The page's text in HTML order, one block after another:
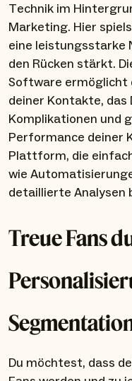
Technik im
Marketing. Hier
eine leistungsstarke
den Rücken stärkt.
Software ermöglicht
deiner Kontakte, das
Komplikationen und
Performance deiner
Plattform, die
wie
detaillierte Analysen
Treue Fans
Du möchtest, dass